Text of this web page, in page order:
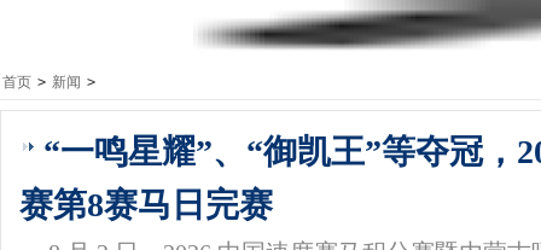
首页 > 新闻 >
“一鸣星耀”、“御凯王”等夺冠，
赛第8赛马日完赛